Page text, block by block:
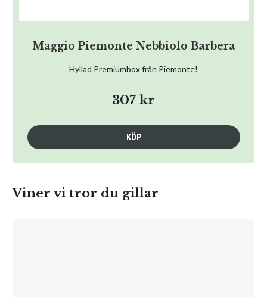
Maggio Piemonte Nebbiolo Barbera
Hyllad Premiumbox från Piemonte!
307 kr
KÖP
Viner vi tror du gillar